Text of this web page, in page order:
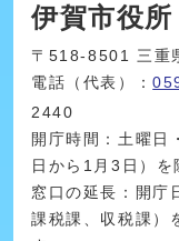
伊賀市役所
〒518-8501 三重
電話（代表）：
2440
開庁時間：土曜日
日から1月3日）
窓口の延長：開庁
課税課、収税課）